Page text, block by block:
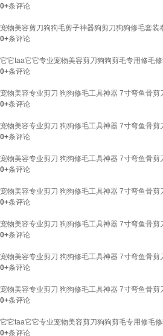
0+条评论
宠物美容剪刀狗狗毛剪子神器狗剪刀狗狗修毛套装
0+条评论
它它taa它它专业宠物美容剪刀狗狗剪毛专用修毛
0+条评论
宠物美容专业剪刀 狗狗修毛工具神器 7寸弯鱼骨剪
0+条评论
宠物美容专业剪刀 狗狗修毛工具神器 7寸弯鱼骨剪
0+条评论
宠物美容专业剪刀 狗狗修毛工具神器 7寸弯鱼骨剪
0+条评论
宠物美容专业剪刀 狗狗修毛工具神器 7寸弯鱼骨剪
0+条评论
宠物美容专业剪刀 狗狗修毛工具神器 7寸弯鱼骨剪
0+条评论
宠物美容专业剪刀 狗狗修毛工具神器 7寸弯鱼骨剪
0+条评论
宠物美容专业剪刀 狗狗修毛工具神器 7寸弯鱼骨剪
0+条评论
它它taa它它专业宠物美容剪刀狗狗剪毛专用修毛
0+条评论